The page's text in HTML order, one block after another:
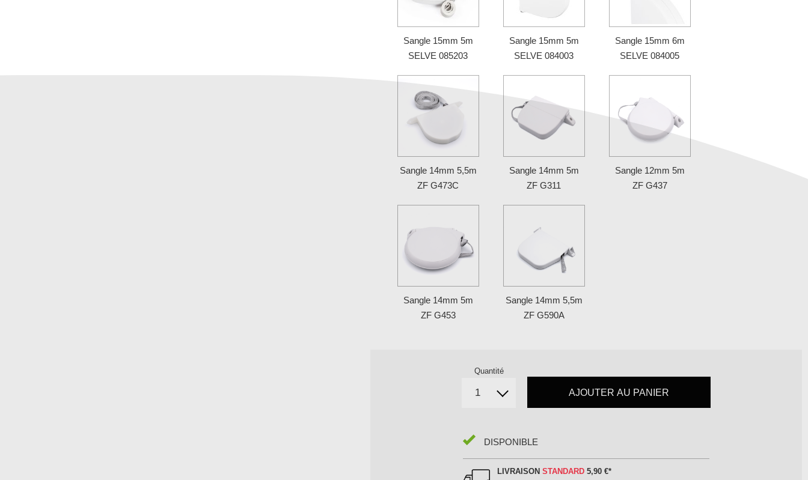
Sangle 15mm 5m
SELVE 085203
Sangle 15mm 5m
SELVE 084003
Sangle 15mm 6m
SELVE 084005
Sangle 14mm 5,5m
ZF G473C
Sangle 14mm 5m
ZF G311
Sangle 12mm 5m
ZF G437
Sangle 14mm 5m
ZF G453
Sangle 14mm 5,5m
ZF G590A
Quantité
AJOUTER AU PANIER
DISPONIBLE
LIVRAISONSTANDARD 5,90 €*